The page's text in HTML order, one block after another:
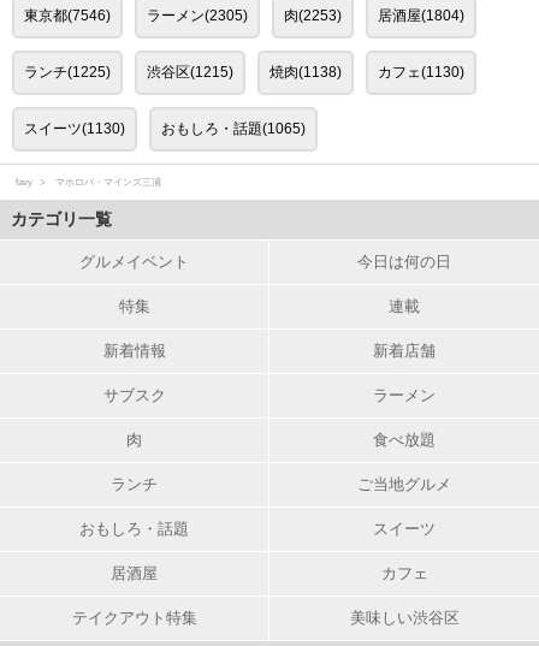
東京都(7546) ラーメン(2305) 肉(2253) 居酒屋(1804)
ランチ(1225) 渋谷区(1215) 焼肉(1138) カフェ(1130)
スイーツ(1130) おもしろ・話題(1065)
favy マホロバ・マインズ三浦
カテゴリ一覧
グルメイベント 今日は何の日
特集 連載
新着情報 新着店舗
サブスク ラーメン
肉 食べ放題
ランチ ご当地グルメ
おもしろ・話題 スイーツ
居酒屋 カフェ
テイクアウト特集 美味しい渋谷区